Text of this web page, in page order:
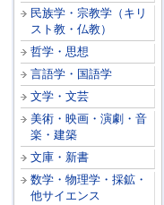
民族学・宗教学（キリ
スト教・仏教）
哲学・思想
言語学・国語学
文学・文芸
美術・映画・演劇・音
楽・建築
文庫・新書
数学・物理学・採鉱・
他サイエンス